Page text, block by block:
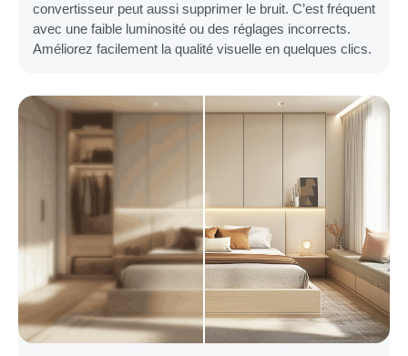
convertisseur peut aussi supprimer le bruit. C’est fréquent
avec une faible luminosité ou des réglages incorrects.
Améliorez facilement la qualité visuelle en quelques clics.